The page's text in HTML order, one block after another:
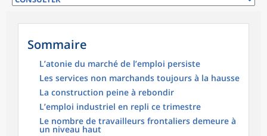
Sommaire
L’atonie du marché de l’emploi persiste
Les services non marchands toujours à la hausse
La construction peine à rebondir
L’emploi industriel en repli ce trimestre
Le nombre de travailleurs frontaliers demeure à
un niveau haut